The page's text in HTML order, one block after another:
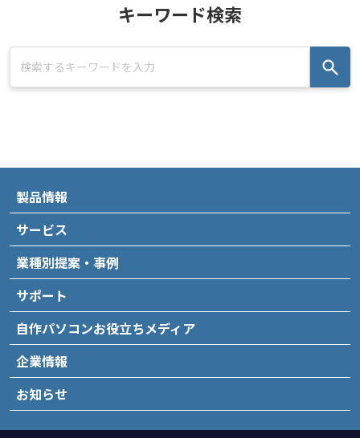
キーワード検索
製品情報
サービス
業種別提案・事例
サポート
自作パソコンお役立ちメディア
企業情報
お知らせ